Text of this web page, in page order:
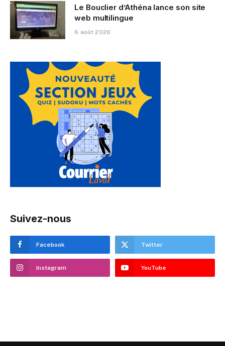
Le Bouclier d’Athéna lance son site
web multilingue
6 août 2026
Suivez-nous
Facebook Twitter
Instagram YouTube